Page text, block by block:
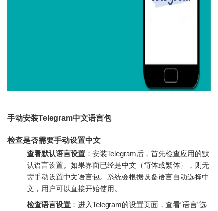
手动安装Telegram中文语言包
检查是否需要手动设置中文
查看默认语言设置 ：安装Telegram后，首先检查应用的默
认语言设置。如果界面已经是中文（简体或繁体），则无
需手动设置中文语言包。系统会根据设备语言自动选择中
文，用户可以直接开始使用。
检查语言设置 ：进入Telegram的设置页面，查看“语言”选